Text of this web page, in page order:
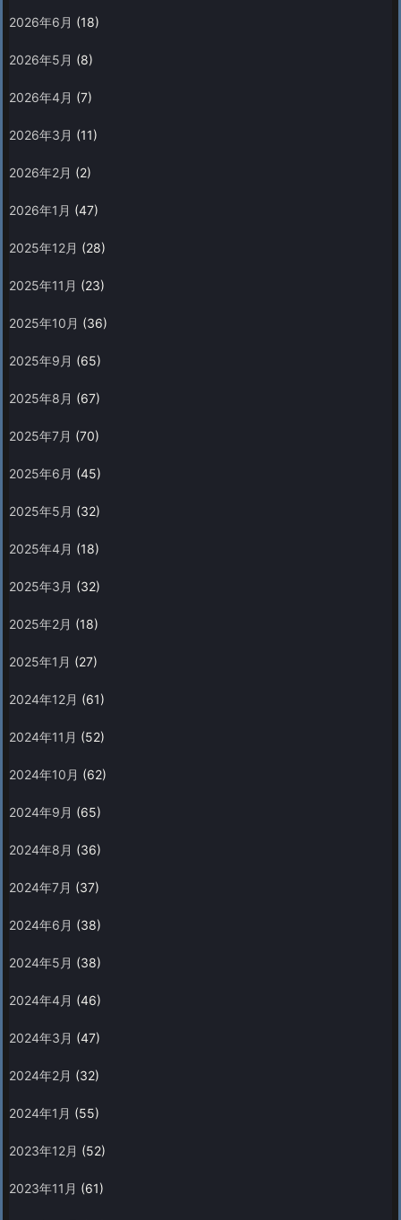
2026年6月 (18)
2026年5月 (8)
2026年4月 (7)
2026年3月 (11)
2026年2月 (2)
2026年1月 (47)
2025年12月 (28)
2025年11月 (23)
2025年10月 (36)
2025年9月 (65)
2025年8月 (67)
2025年7月 (70)
2025年6月 (45)
2025年5月 (32)
2025年4月 (18)
2025年3月 (32)
2025年2月 (18)
2025年1月 (27)
2024年12月 (61)
2024年11月 (52)
2024年10月 (62)
2024年9月 (65)
2024年8月 (36)
2024年7月 (37)
2024年6月 (38)
2024年5月 (38)
2024年4月 (46)
2024年3月 (47)
2024年2月 (32)
2024年1月 (55)
2023年12月 (52)
2023年11月 (61)